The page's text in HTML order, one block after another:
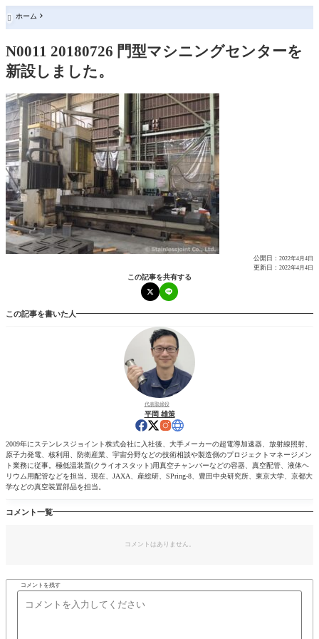
 ホーム
N0011 20180726 門型マシニングセンターを
新設しました。
公開日： 2022年4月4日
更新日： 2022年4月4日
この記事を共有する
この記事を書いた人
代表取締役
平岡 雄策
2009年にステンレスジョイント株式会社に入社後、大手メーカーの超電導加速器、放射線照射、
原子力発電、核利用、防衛産業、宇宙分野などの技術相談や製造側のプロジェクトマネージメン
ト業務に従事。極低温装置(クライオスタット)用真空チャンバーなどの容器、真空配管、液体ヘ
リウム用配管などを担当。現在、JAXA、産総研、SPring-8、豊田中央研究所、東京大学、京都大
学などの真空装置部品を担当。
コメント一覧
コメントはありません。
コメントを残す